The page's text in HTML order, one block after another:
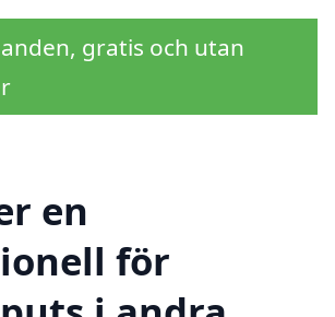
gratis och utan
en
för